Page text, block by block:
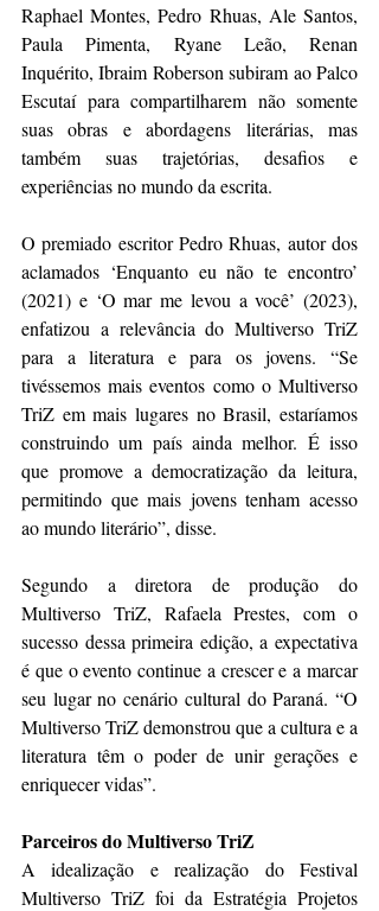
Raphael Montes, Pedro Rhuas, Ale Santos,
Paula Pimenta, Ryane Leão, Renan
Inquérito, Ibraim Roberson subiram ao Palco
Escutaí para compartilharem não somente
suas obras e abordagens literárias, mas
também suas trajetórias, desafios e
experiências no mundo da escrita.
O premiado escritor Pedro Rhuas, autor dos
aclamados ‘Enquanto eu não te encontro’
(2021) e ‘O mar me levou a você’ (2023),
enfatizou a relevância do Multiverso TriZ
para a literatura e para os jovens. “Se
tivéssemos mais eventos como o Multiverso
TriZ em mais lugares no Brasil, estaríamos
construindo um país ainda melhor. É isso
que promove a democratização da leitura,
permitindo que mais jovens tenham acesso
ao mundo literário”, disse.
Segundo a diretora de produção do
Multiverso TriZ, Rafaela Prestes, com o
sucesso dessa primeira edição, a expectativa
é que o evento continue a crescer e a marcar
seu lugar no cenário cultural do Paraná. “O
Multiverso TriZ demonstrou que a cultura e a
literatura têm o poder de unir gerações e
enriquecer vidas”.
Parceiros do Multiverso TriZ
A idealização e realização do Festival
Multiverso TriZ foi da Estratégia Projetos